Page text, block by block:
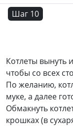
Шаг 10
Котлеты вынуть
чтобы со всех
По желанию,
муке, а далее
Обмакнуть
крошках (в